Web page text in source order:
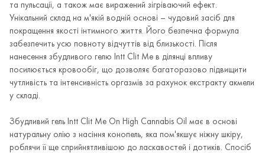
та пульсації, а також має виражений зігріваючий ефект.
Унікальний склад на м'якій водній основі – чудовий засіб для
покращення якості інтимного життя. Його безпечна формула
забезпечить усю повноту відчуттів від близькості. Після
нанесення збудливого гелю Intt Clit Me в ділянці впливу
посилюється кровообіг, що дозволяє багаторазово підвищити
чутливість та інтенсивність оргазмів за рахунок екстракту акмели
у складі.
Збудливий гель Intt Clit Me On High Cannabis Oil має в основі
натуральну олію з насіння конопель, яка пом'якшує ніжну шкіру,
роблячи її ще сприйнятливішою до ласкавостей і дотиків. Спосіб